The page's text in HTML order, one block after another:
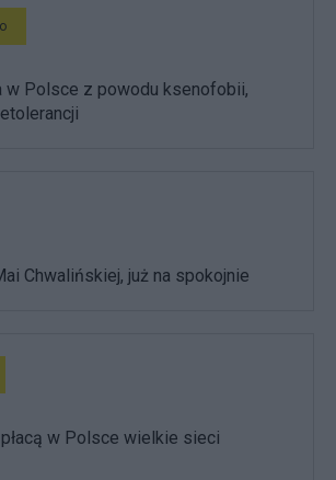
w Polsce z powodu ksenofobii,
Chwalińskiej, już na spokojnie
w Polsce wielkie sieci